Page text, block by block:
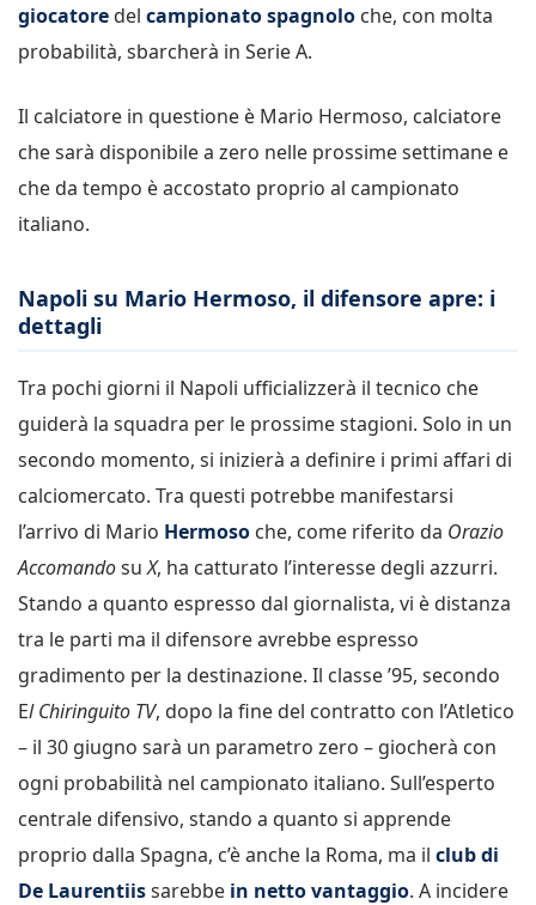
giocatore del campionato spagnolo che, con molta
probabilità, sbarcherà in Serie A.
Il calciatore in questione è Mario Hermoso, calciatore
che sarà disponibile a zero nelle prossime settimane e
che da tempo è accostato proprio al campionato
italiano.
Napoli su Mario Hermoso, il difensore apre: i
dettagli
Tra pochi giorni il Napoli ufficializzerà il tecnico che
guiderà la squadra per le prossime stagioni. Solo in un
secondo momento, si inizierà a definire i primi affari di
calciomercato. Tra questi potrebbe manifestarsi
l’arrivo di Mario Hermoso che, come riferito da Orazio
AccomandosuX, ha catturato l’interesse degli azzurri.
Stando a quanto espresso dal giornalista, vi è distanza
tra le parti ma il difensore avrebbe espresso
gradimento per la destinazione. Il classe ’95, secondo
El Chiringuito TV, dopo la fine del contratto con l’Atletico
– il 30 giugno sarà un parametro zero – giocherà con
ogni probabilità nel campionato italiano. Sull’esperto
centrale difensivo, stando a quanto si apprende
proprio dalla Spagna, c’è anche la Roma, ma il club di
De Laurentiissarebbe in netto vantaggio. A incidere